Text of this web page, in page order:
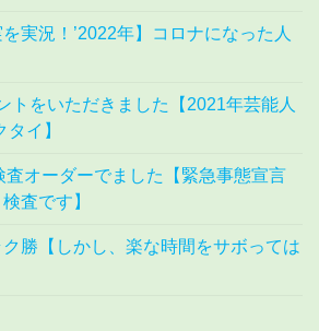
実況！’2022年】コロナになった人
トをいただきました【2021年芸能人
イ】
オーダーでました【緊急事態宣言
査です】
勝【しかし、楽な時間をサボっては